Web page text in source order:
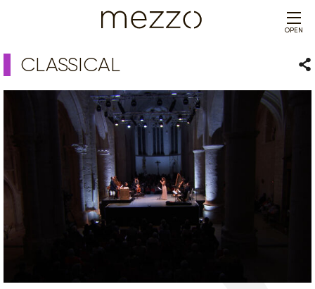
OPEN
CLASSICAL